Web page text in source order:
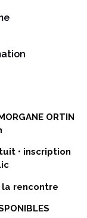
ORTIN
• inscription
la rencontre